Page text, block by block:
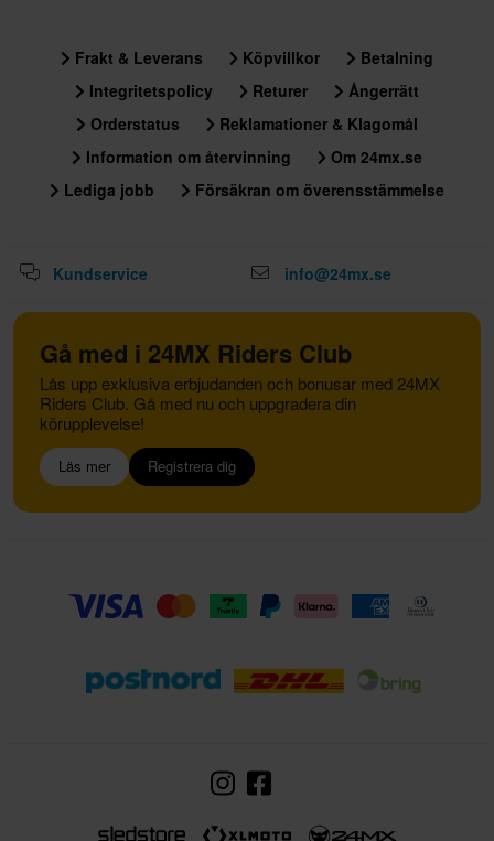
Frakt & Leverans Köpvillkor
Betalning
Integritetspolicy
Returer
Ångerrätt
Orderstatus
Reklamationer & Klagomål
Information om återvinning
Om 24mx.se
Lediga jobb
Försäkran om överensstämmelse
Kundservice info@24mx.se
Gå med i 24MX Riders Club
Lås upp exklusiva erbjudanden och bonusar med 24MX
Riders Club. Gå med nu och uppgradera din
körupplevelse!
Läs mer Registrera dig